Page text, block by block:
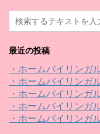
最近の投稿
・ホームバイリンガ
・ホームバイリンガ
・ホームバイリンガ
・ホームバイリンガ
・ホームバイリンガ